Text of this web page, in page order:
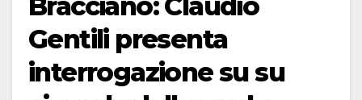
Bracciano: Claudio
Gentili presenta
interrogazione su su